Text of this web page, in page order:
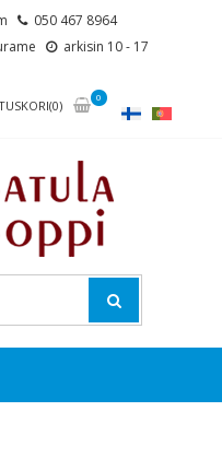
050 467 8964
arkisin 10 - 17
0